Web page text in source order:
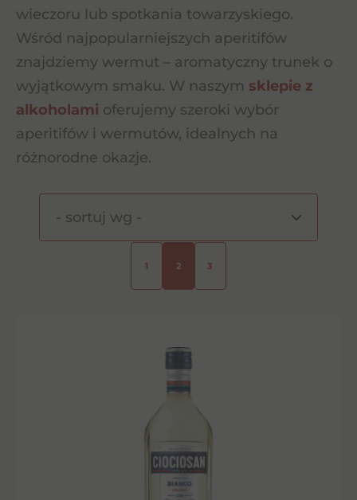
wieczoru lub spotkania towarzyskiego.
Wśród najpopularniejszych aperitifów
znajdziemy wermut – aromatyczny trunek o
wyjątkowym smaku. W naszym sklepie z
alkoholami oferujemy szeroki wybór
aperitifów i wermutów, idealnych na
różnorodne okazje.
1 2 3